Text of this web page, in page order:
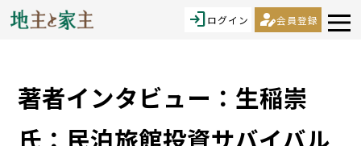
loginログイン person_edit会員登録
著者インタビュー：生稲崇
氏：民泊旅館投資サバイバル